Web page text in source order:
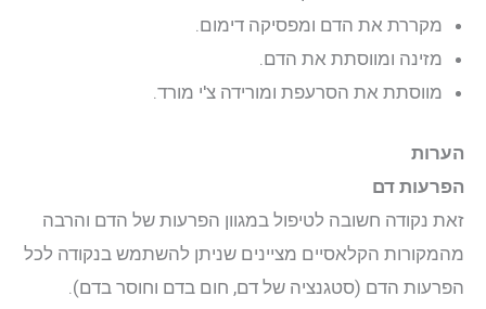
מקררת את הדם ומפסיקה דימום.
מזינה ומווסתת את הדם.
מווסתת את הסרעפת ומורידה צ'י מורד.
הערות
הפרעות דם
זאת נקודה חשובה לטיפול במגוון הפרעות של הדם והרבה
מהמקורות הקלאסיים מציינים שניתן להשתמש בנקודה לכל
הפרעות הדם (סטגנציה של דם, חום בדם וחוסר בדם).